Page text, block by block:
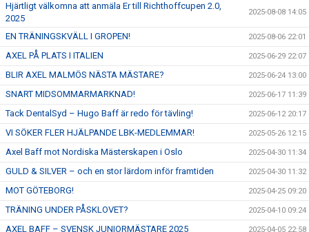
Hjärtligt välkomna att anmäla Er till Richthoffcupen 2.0,
2025
2025-08-08 14:05
EN TRÄNINGSKVÄLL I GROPEN! 2025-08-06 22:01
AXEL PÅ PLATS I ITALIEN 2025-06-29 22:07
BLIR AXEL MALMÖS NÄSTA MÄSTARE? 2025-06-24 13:00
SNART MIDSOMMARMARKNAD! 2025-06-17 11:39
Tack DentalSyd – Hugo Baff är redo för tävling! 2025-06-12 20:17
VI SÖKER FLER HJÄLPANDE LBK-MEDLEMMAR! 2025-05-26 12:15
Axel Baff mot Nordiska Mästerskapen i Oslo 2025-04-30 11:34
GULD & SILVER – och en stor lärdom inför framtiden 2025-04-30 11:32
MOT GÖTEBORG! 2025-04-25 09:20
TRÄNING UNDER PÅSKLOVET? 2025-04-10 09:24
AXEL BAFF – SVENSK JUNIORMÄSTARE 2025 2025-04-05 22:58